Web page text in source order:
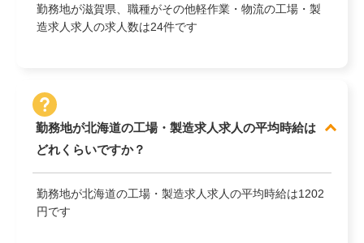
勤務地が滋賀県、職種がその他軽作業・物流の工場・製
造求人求人の求人数は24件です
勤務地が北海道の工場・製造求人求人の平均時給は
どれくらいですか？
勤務地が北海道の工場・製造求人求人の平均時給は1202
円です